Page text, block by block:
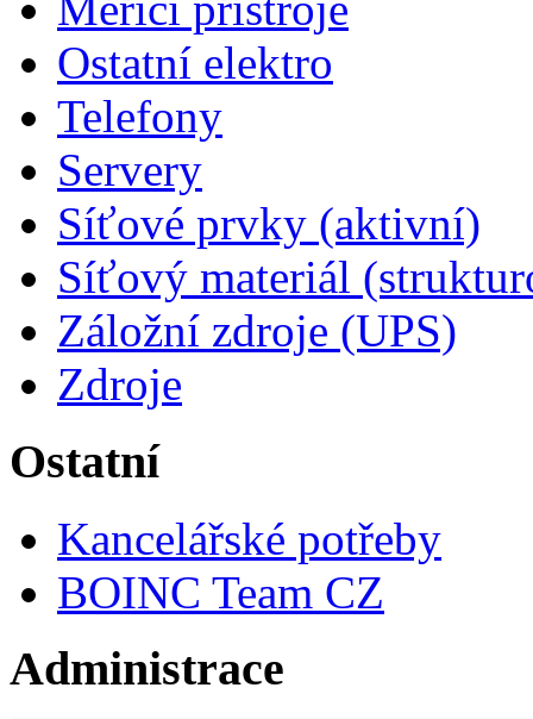
Ostatní elektro
Telefony
Servery
Síťové prvky (aktivní)
Síťový materiál
Záložní zdroje (UPS)
Zdroje
Ostatní
Kancelářské potřeby
BOINC Team CZ
Administrace